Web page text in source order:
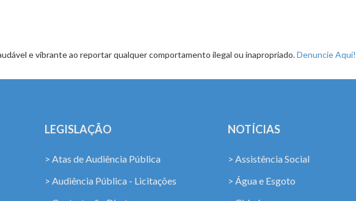
e vibrante ao reportar qualquer comportamento ilegal ou inapropriado.Denuncie Aqui!
LEGISLAÇÃO
> Atas de Audiência Pública
> Audiência Pública - Licitações
NOTÍCIAS
> Assistência Social
> Água e Esgoto